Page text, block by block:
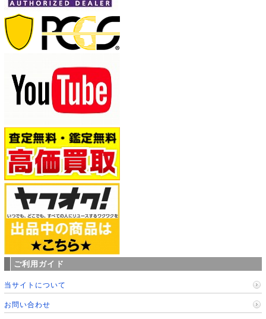
ご利用ガイド
当サイトについて
お問い合わせ